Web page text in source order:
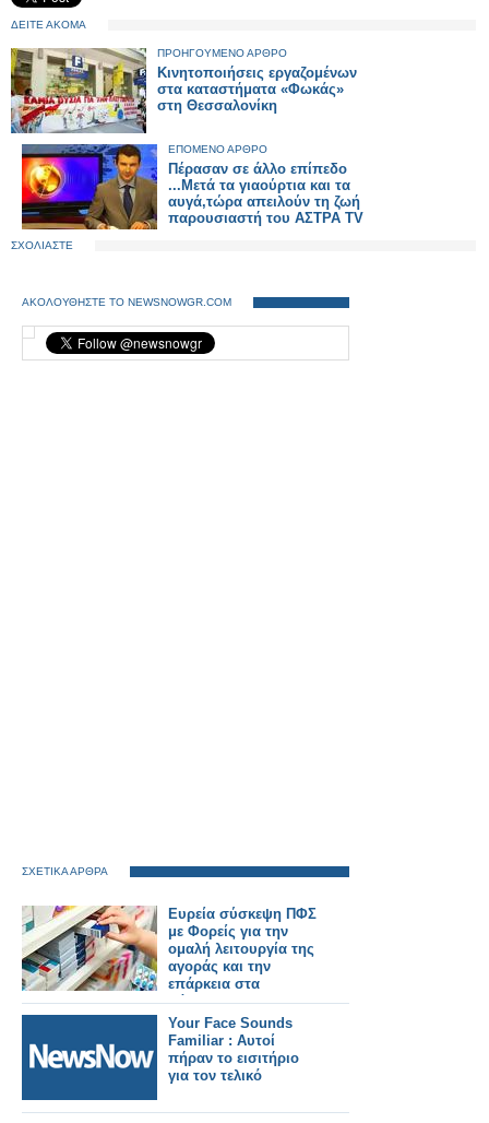
ΔΕΙΤΕ ΑΚΟΜΑ
ΠΡΟΗΓΟΥΜΕΝΟ ΑΡΘΡΟ
Κινητοποιήσεις εργαζομένων
στα καταστήματα «Φωκάς»
στη Θεσσαλονίκη
ΕΠΟΜΕΝΟ ΑΡΘΡΟ
Πέρασαν σε άλλο επίπεδο
...Μετά τα γιαούρτια και τα
αυγά,τώρα απειλούν τη ζωή
παρουσιαστή του ΑΣΤΡΑ TV
ΣΧΟΛΙΑΣΤΕ
ΑΚΟΛΟΥΘΗΣΤΕ ΤΟ NEWSNOWGR.COM
ΣΧΕΤΙΚΑ ΑΡΘΡΑ
Ευρεία σύσκεψη ΠΦΣ
με Φορείς για την
ομαλή λειτουργία της
αγοράς και την
επάρκεια στα
φάρμακα!
Your Face Sounds
Familiar : Αυτοί
πήραν το εισιτήριο
για τον τελικό